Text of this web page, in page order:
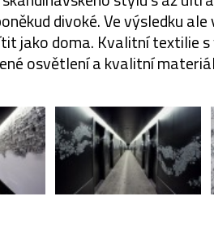
divoké. Ve výsledku
jako doma. Kvalitní textilie
osvětlení a kvalitní